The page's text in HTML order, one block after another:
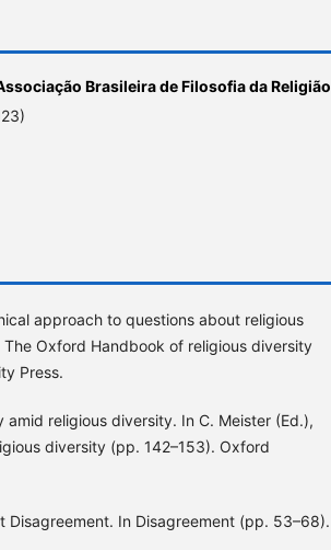
Brasileira de Filosofia da Religião
approach to questions about religious
Oxford Handbook of religious diversity
Press.
amid religious diversity. In C. Meister (Ed.),
diversity (pp. 142–153). Oxford
Disagreement. In Disagreement (pp. 53–68).